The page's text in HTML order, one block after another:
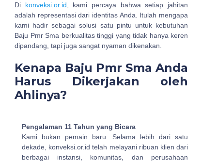
Di konveksi.or.id, kami percaya bahwa setiap jahitan
adalah representasi dari identitas Anda. Itulah mengapa
kami hadir sebagai solusi satu pintu untuk kebutuhan
Baju Pmr Sma berkualitas tinggi yang tidak hanya keren
dipandang, tapi juga sangat nyaman dikenakan.
Kenapa Baju Pmr Sma Anda
Harus Dikerjakan oleh
Ahlinya?
Pengalaman 11 Tahun yang Bicara
Kami bukan pemain baru. Selama lebih dari satu
dekade, konveksi.or.id telah melayani ribuan klien dari
berbagai instansi, komunitas, dan perusahaan